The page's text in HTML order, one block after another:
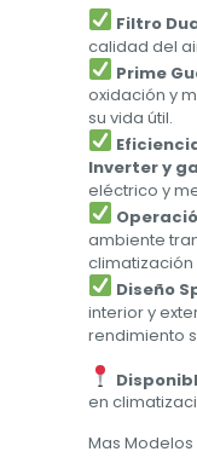
Filtro
calidad del
Prime
oxidación y
su vida útil.
Inverter y
eléctrico y
ambiente
Diseño
interior y
rendimiento
en
Mas